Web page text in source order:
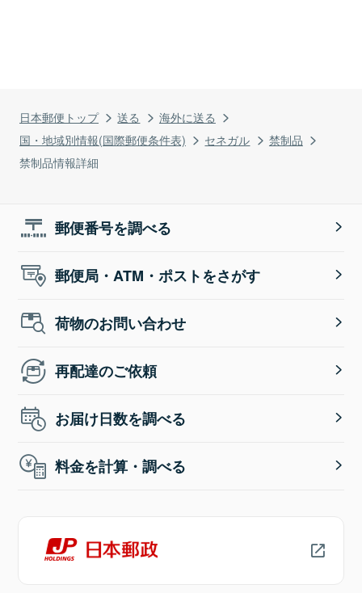
日本郵便トップ 送る
海外に送る
国・地域別情報(国際郵便条件表)
セネガル
禁制品
禁制品情報詳細
郵便番号を調べる
郵便局・ATM・ポストをさがす
荷物のお問い合わせ
再配達のご依頼
お届け日数を調べる
料金を計算・調べる